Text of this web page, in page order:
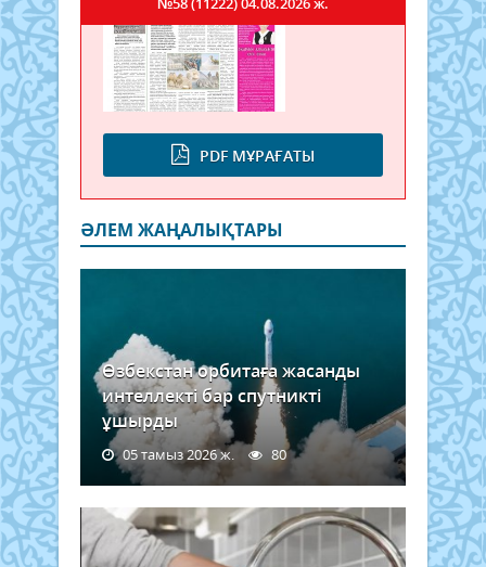
PDF МҰРАҒАТЫ
ӘЛЕМ ЖАҢАЛЫҚТАРЫ
Өзбекстан орбитаға жасанды
интеллекті бар спутникті
ұшырды
05 тамыз 2026 ж. 80